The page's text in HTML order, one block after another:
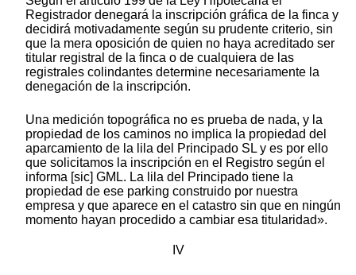
Registrador denegará la inscripción gráfica de la finca y
decidirá motivadamente según su prudente criterio, sin
que la mera oposición de quien no haya acreditado ser
titular registral de la finca o de cualquiera de las
registrales colindantes determine necesariamente la
denegación de la inscripción.
Una medición topográfica no es prueba de nada, y la
propiedad de los caminos no implica la propiedad del
aparcamiento de la lila del Principado SL y es por ello
que solicitamos la inscripción en el Registro según el
informa [sic] GML. La lila del Principado tiene la
propiedad de ese parking construido por nuestra
empresa y que aparece en el catastro sin que en ningún
momento hayan procedido a cambiar esa titularidad».
IV